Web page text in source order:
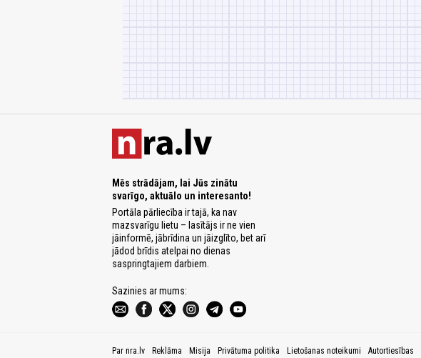
Mēs strādājam, lai Jūs zinātu
svarīgo, aktuālo un interesanto!
Portāla pārliecība ir tajā, ka nav
mazsvarīgu lietu – lasītājs ir ne vien
jāinformē, jābrīdina un jāizglīto, bet arī
jādod brīdis atelpai no dienas
saspringtajiem darbiem.
Sazinies ar mums:
Par nra.lv Reklāma Misija Privātuma politika Lietošanas noteikumi Autortiesības